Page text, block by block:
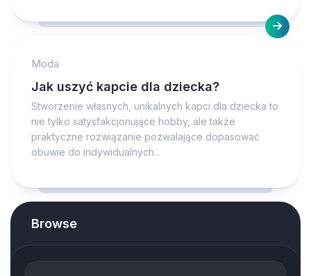
Moda
Jak uszyć kapcie dla dziecka?
Stworzenie własnych, unikalnych kapci dla dziecka to
nie tylko satysfakcjonujące hobby, ale także
praktyczne rozwiązanie pozwalające dopasować
obuwie do indywidualnych...
Browse